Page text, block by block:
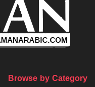
Browse by Category